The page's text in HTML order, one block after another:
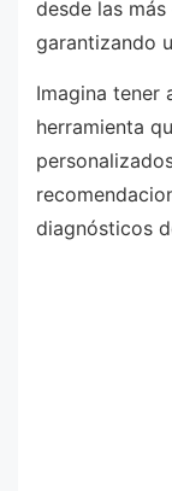
desde las
garantizando
Imagina tener
herramienta
diagnósticos